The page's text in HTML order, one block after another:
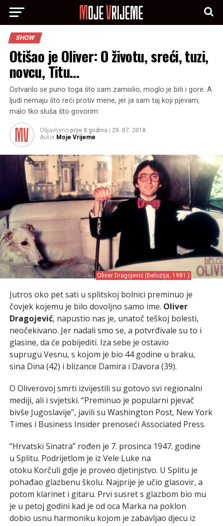
SHOW
Otišao je Oliver: O životu, sreći, tuzi,
novcu, Titu…
Ostvarilo se puno toga što sam zamislio, moglo je biti i gore. A
ljudi nemaju što reći protiv mene, jer ja sam taj koji pjevam,
malo tko sluša što govorim.
Objavljeno prije 8 godina
29. 07. 2018.
Autor Moje Vrijeme
Oliver Dragojević (Đelozija, 1981.)
Jutros oko pet sati u splitskoj bolnici preminuo je
čovjek kojemu je bilo dovoljno samo ime. Oliver
Dragojević, napustio nas je, unatoč teškoj bolesti,
neočekivano. Jer nadali smo se, a potvrđivale su to i
glasine, da će pobijediti. Iza sebe je ostavio
suprugu Vesnu, s kojom je bio 44 godine u braku,
sina Dina (42) i blizance Damira i Davora (39).
O Oliverovoj smrti izvijestili su gotovo svi regionalni
mediji, ali i svjetski. “Preminuo je popularni pjevač
bivše Jugoslavije”, javili su Washington Post, New York
Times i Business Insider prenoseći Associated Press.
“Hrvatski Sinatra” rođen je 7. prosinca 1947. godine
u Splitu. Podrijetlom je iz Vele Luke na
otoku Korčuli gdje je proveo djetinjstvo. U Splitu je
pohađao glazbenu školu. Najprije je učio glasovir, a
potom klarinet i gitaru. Prvi susret s glazbom bio mu
je u petoj godini kad je od oca Marka na poklon
dobio usnu harmoniku kojom je zabavljao djecu iz